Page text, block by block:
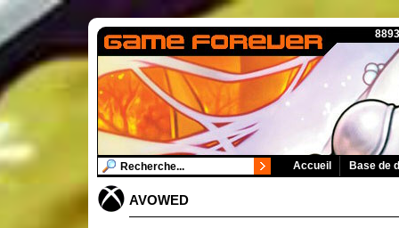
Accueil Base de
AVOWED